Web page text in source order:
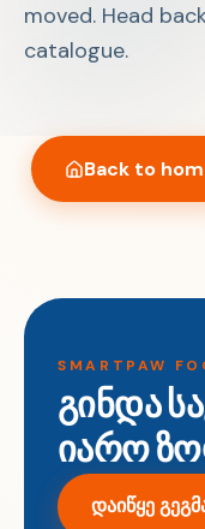
moved. Head
catalogue.
Back to
SMARTPAW
გინდა
იარო
დაიწყე